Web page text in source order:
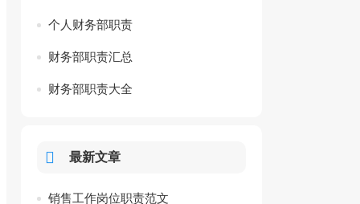
个人财务部职责
财务部职责汇总
财务部职责大全
最新文章
销售工作岗位职责范文